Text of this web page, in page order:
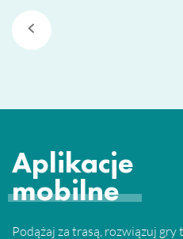
Aplikacje
mobilne
Podążaj za trasą, rozwiązuj